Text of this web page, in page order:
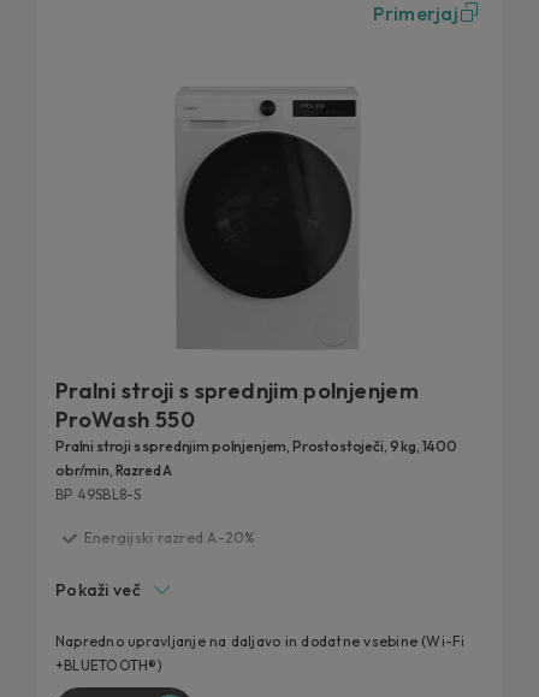
Primerjaj
Pralni stroji s sprednjim polnjenjem
ProWash 550
Pralni stroji s sprednjim polnjenjem, Prostostoječi, 9 kg, 1400
obr/min, Razred A
BP 49SBL8-S
Energijski razred A-20%
Wi-Fi povezljivost preko aplikacije hOn
Higienska učinkovitost
Pokaži več
Napredno upravljanje na daljavo in dodatne vsebine (Wi-Fi
+BLUETOOTH®)